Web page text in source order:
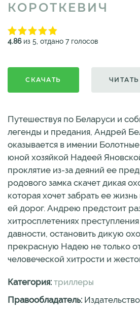
КОРОТКЕВИЧ
4.86из 5, отдано 7 голосов
СКАЧАТЬ
Путешествуя по Беларуси и
легенды и предания, Андрей
оказывается в имении
юной хозяйкой Надеей
проклятие из-за деяний ее
родового замка скачет дикая
которая хочет забрать ее
ей дорог. Андрею предстоит
хитросплетениях
давности, остановить дикую
прекрасную Надею не только
человеческой хитрости и
Категория: триллеры
Правообладатель: